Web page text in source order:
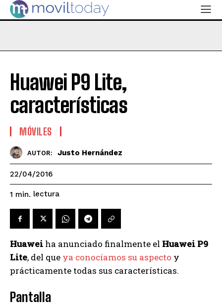
Huawei P9 Lite,
características
MÓVILES
AUTOR: Justo Hernández
22/04/2016
1 min. lectura
Huawei ha anunciado finalmente el Huawei P9
Lite, del que ya conocíamos su aspecto y
prácticamente todas sus características.
Pantalla